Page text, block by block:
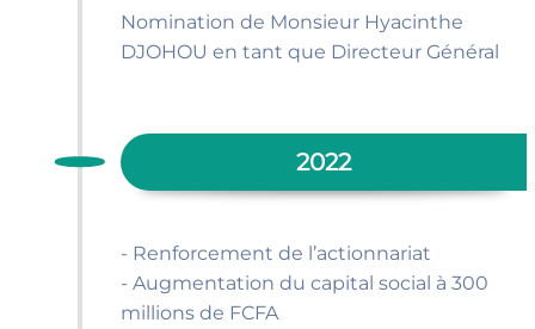
Nomination de Monsieur Hyacinthe
DJOHOU en tant que Directeur Général
2022
- Renforcement de l’actionnariat
- Augmentation du capital social à 300
millions de FCFA